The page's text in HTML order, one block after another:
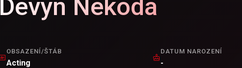
Devyn Nekoda
OBSAZENÍ/ŠTÁB
Acting
DATUM NAROZENÍ
-